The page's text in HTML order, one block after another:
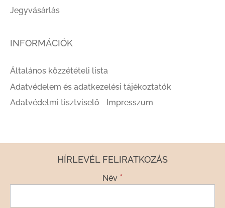
Jegyvásárlás
INFORMÁCIÓK
Általános közzétételi lista
Adatvédelem és adatkezelési tájékoztatók
Adatvédelmi tisztviselő
Impresszum
HÍRLEVÉL FELIRATKOZÁS
Név *